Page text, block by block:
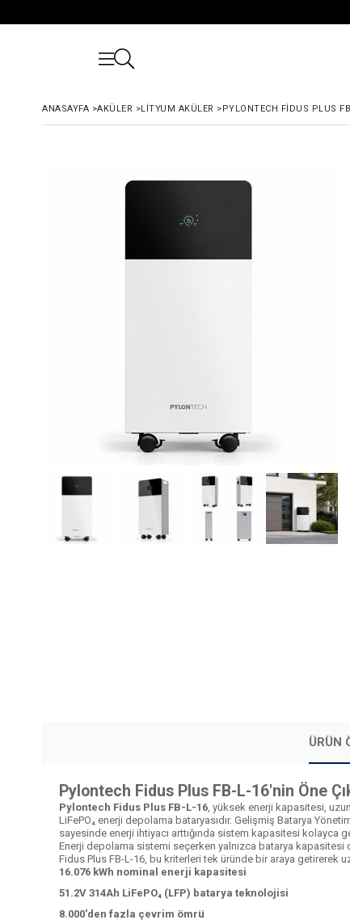
ANASAYFA >AKÜLER >LITYUM AKÜLER >PYLONTECH FIDUS PLUS
ÜRÜN
Pylontech Fidus Plus FB-L-16'nin Öne
Pylontech Fidus Plus FB-L-16, yüksek enerji kapasitesi,
LiFePO₄ enerji depolama bataryasıdır. Gelişmiş Batarya
sayesinde enerji ihtiyacı arttığında sistem kapasitesi kolayca
Enerji depolama sistemi seçerken yalnızca batarya kapasitesi
Fidus Plus FB-L-16, bu kriterleri tek üründe bir araya getirerek
16.076 kWh nominal enerji kapasitesi
51.2V 314Ah LiFePO₄ (LFP) batarya teknolojisi
8.000'den fazla çevrim ömrü